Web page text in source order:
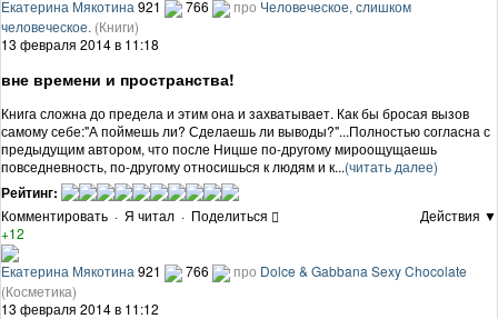
Екатерина Мякотина 921 766 про Человеческое, слишком
человеческое. (Книги)
13 февраля 2014 в 11:18
вне времени и пространства!
Книга сложна до предела и этим она и захватывает. Как бы бросая вызов
самому себе:"А поймешь ли? Сделаешь ли выводы?"...Полностью согласна с
предыдущим автором, что после Ницше по-другому мироощущаешь
повседневность, по-другому относишься к людям и к...(читать далее)
Рейтинг:
Комментировать · Я читал · Поделиться
Действия ▼
+12
Екатерина Мякотина 921 766 про Dolce & Gabbana Sexy Chocolate
(Косметика)
13 февраля 2014 в 11:12